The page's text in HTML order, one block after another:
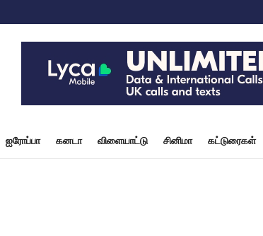
ஐரோப்பா கனடா விளையாட்டு சினிமா கட்டுரைகள்